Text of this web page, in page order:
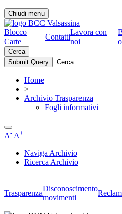
Chiudi menu
Blocco
Carte
Contatti
Lavora con
noi
Cerca
Home
>
Archivio Trasparenza
Fogli informativi
A- A+
Naviga Archivio
Ricerca Archivio
Trasparenza
Disconoscimento
movimenti